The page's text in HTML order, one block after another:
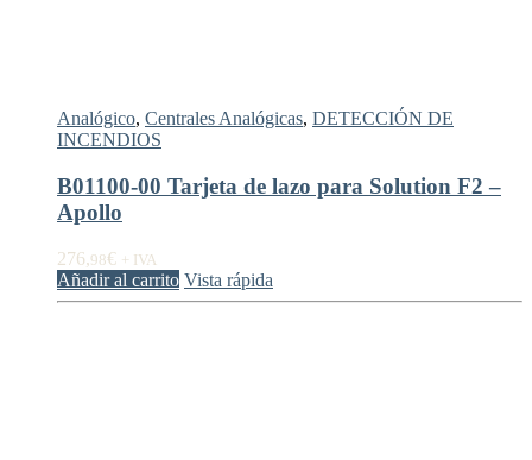
Analógico, Centrales Analógicas, DETECCIÓN DE
INCENDIOS
B01100-00 Tarjeta de lazo para Solution F2 –
Apollo
276,98€ + IVA
Añadir al carrito Vista rápida